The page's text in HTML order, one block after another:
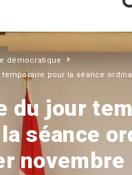
démocratique
temporaire pour la séance
du jour
séance
novembre